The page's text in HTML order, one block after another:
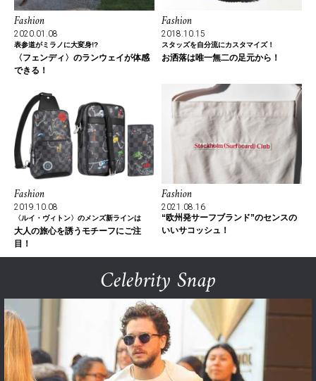
Fashion
2020.01.08
表参道がミラノに大変身!?
〈フェンディ〉のランウェイが体感
できる！
Fashion
2018.10.15
スタッズを自分流にカスタマイズ！
お洒落は唯一無二の足元から！
Fashion
2019.10.08
〈ルイ・ヴィトン〉のメンズ新ラインは
大人の旅心を誘うモチーフにご注
目！
Fashion
2021.08.16
“欧州発サーフブランド”のセンスの
いいサコッシュ！
Celebrity Snap